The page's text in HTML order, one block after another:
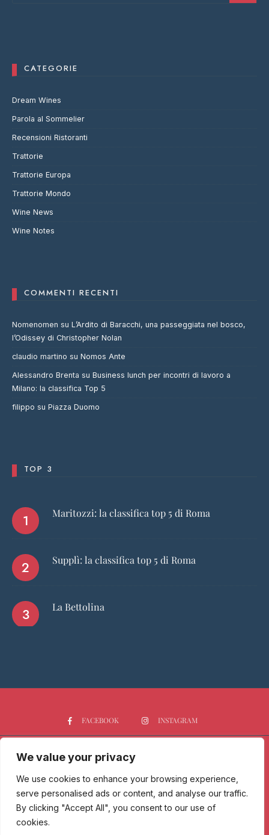
We value your privacy
We use cookies to enhance your browsing experience,
serve personalised ads or content, and analyse our traffic.
By clicking "Accept All", you consent to our use of
cookies.
CATEGORIE
Dream Wines
Parola al Sommelier
Recensioni Ristoranti
Trattorie
Trattorie Europa
Trattorie Mondo
Wine News
Wine Notes
COMMENTI RECENTI
Nomenomen su L’Ardito di Baracchi, una passeggiata nel bosco,
l’Odissey di Christopher Nolan
claudio martino su Nomos Ante
Alessandro Brenta su Business lunch per incontri di lavoro a
Milano: la classifica Top 5
filippo su Piazza Duomo
TOP 3
Maritozzi: la classifica top 5 di Roma
Supplì: la classifica top 5 di Roma
La Bettolina
FACEBOOK INSTAGRAM
HOME CHI SIAMO
NEWS
Passione Gourmet è una testata giornalistica registrata presso il
Tribunale di Milano con n° 173/2017 il 09/06/2017 - Iscrizione al ROC